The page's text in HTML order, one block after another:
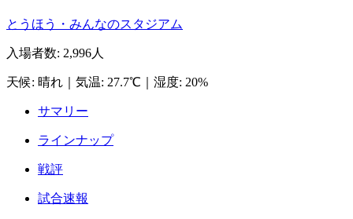
とうほう・みんなのスタジアム
入場者数: 2,996人
天候: 晴れ 気温: 27.7℃ 湿度: 20%
サマリー
ラインナップ
戦評
試合速報